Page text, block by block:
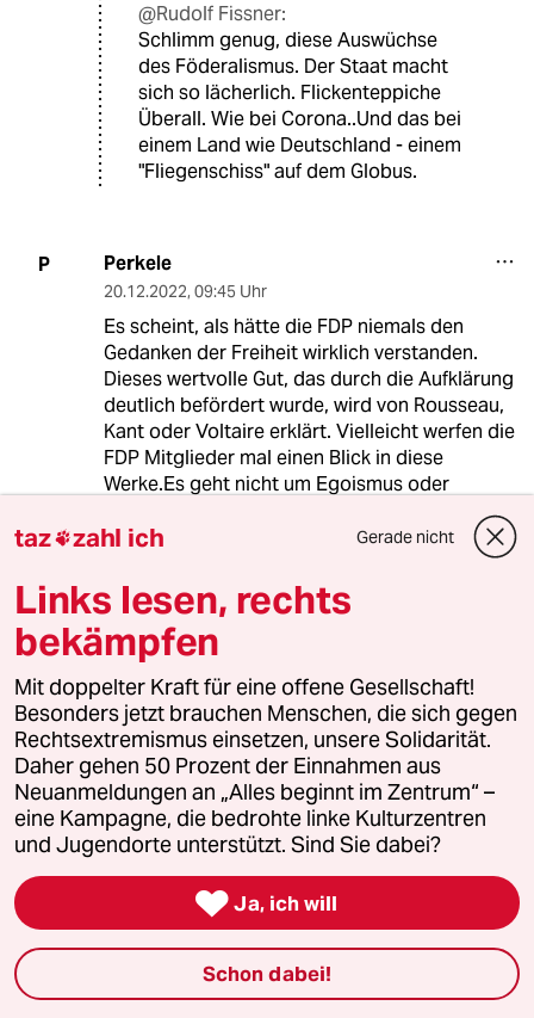
@Rudolf Fissner:
Schlimm genug, diese Auswüchse
des Föderalismus. Der Staat macht
sich so lächerlich. Flickenteppiche
Überall. Wie bei Corona..Und das bei
einem Land wie Deutschland - einem
"Fliegenschiss" auf dem Globus.
P Perkele
20.12.2022, 09:45 Uhr
Es scheint, als hätte die FDP niemals den
Gedanken der Freiheit wirklich verstanden.
Dieses wertvolle Gut, das durch die Aufklärung
deutlich befördert wurde, wird von Rousseau,
Kant oder Voltaire erklärt. Vielleicht werfen die
FDP Mitglieder mal einen Blick in diese
Werke.Es geht nicht um Egoismus oder
Rücksichtslosigkeit sondern um Grundlagen
des Zusammenlebens. Und Freiheit bedeutet
auch Regeln zu haben, die das ermöglichen
und sie zu beachten, damit sie allen dienen
können. Waffennarren oder Raserei auf den
Straßen gehören ganz sicher nicht zur
"persönlichen Freiheit". Im Gegenteil.
Fritz Müller
21.12.2022,11:42 Uhr
@Perkele:
"Waffennarren oder Raserei auf den
Straßen gehören ganz sicher nicht
zur "persönlichen Freiheit".
warum ist dieser Satz komplett
taz zahl ich Gerade nicht
Links lesen, rechts
bekämpfen
Mit doppelter Kraft für eine offene Gesellschaft!
Besonders jetzt brauchen Menschen, die sich gegen
Rechtsextremismus einsetzen, unsere Solidarität.
Daher gehen 50 Prozent der Einnahmen aus
Neuanmeldungen an „Alles beginnt im Zentrum“ –
eine Kampagne, die bedrohte linke Kulturzentren
und Jugendorte unterstützt. Sind Sie dabei?
 Ja, ich will
Schon dabei!